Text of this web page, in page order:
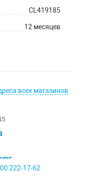
CL419185
12 месяцев
всех магазинов
29222-17-62